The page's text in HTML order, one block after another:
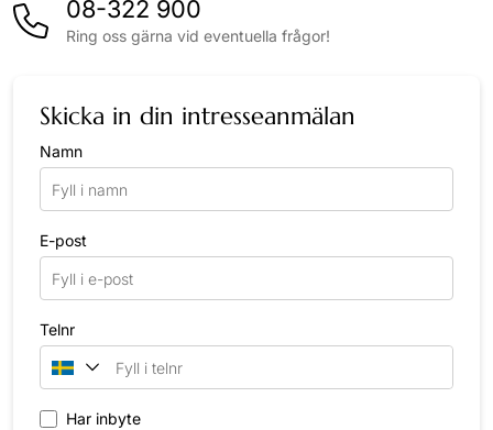
08-322 900
Ring oss gärna vid eventuella frågor!
Skicka in din intresseanmälan
Namn
E-post
Telnr
Har inbyte